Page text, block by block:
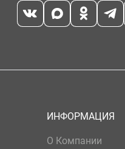
ИНФОРМАЦИЯ
О Компании